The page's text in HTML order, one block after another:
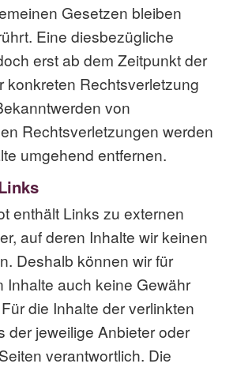
Gesetzen bleiben
Eine diesbezügliche
erst ab dem Zeitpunkt der
konkreten Rechtsverletzung
von
Rechtsverletzungen werden
umgehend entfernen.
enthält Links zu externen
auf deren Inhalte wir keinen
Deshalb können wir für
Inhalte auch keine Gewähr
die Inhalte der verlinkten
der jeweilige Anbieter oder
verantwortlich. Die